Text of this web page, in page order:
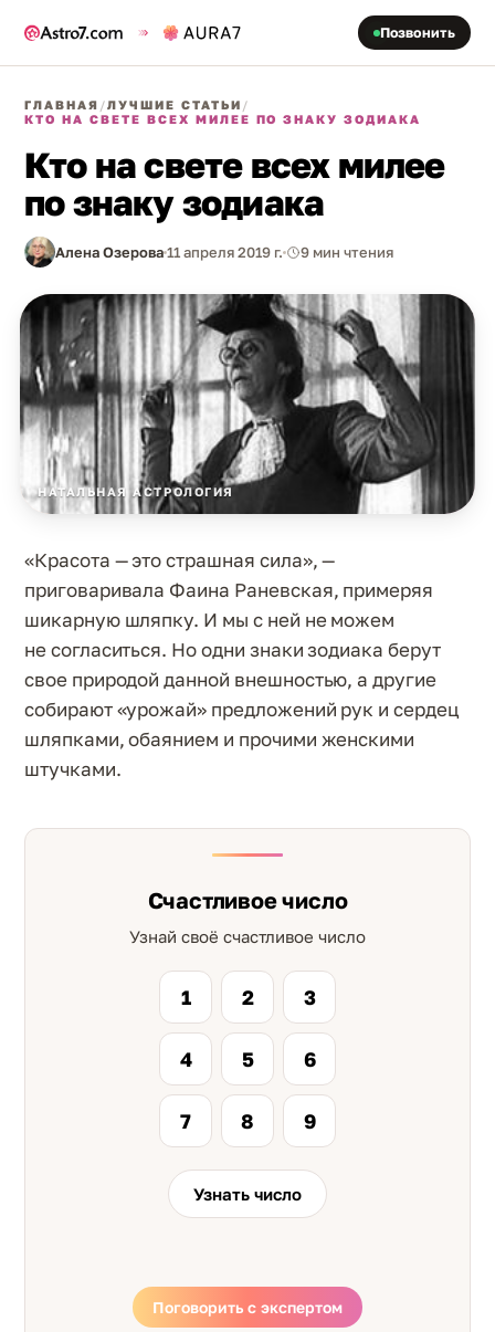
Позвонить
ГЛАВНАЯ /ЛУЧШИЕ СТАТЬИ /
КТО НА СВЕТЕ ВСЕХ МИЛЕЕ ПО ЗНАКУ ЗОДИАКА
Кто на свете всех милее
по знаку зодиака
Алена Озерова11 апреля 2019 г. 9 мин чтения
НАТАЛЬНАЯ АСТРОЛОГИЯ
«Красота — это страшная сила», —
приговаривала Фаина Раневская, примеряя
шикарную шляпку. И мы с ней не можем
не согласиться. Но одни знаки зодиака берут
свое природой данной внешностью, а другие
собирают «урожай» предложений рук и сердец
шляпками, обаянием и прочими женскими
штучками.
Счастливое число
Узнай своё счастливое число
1 2 3
4 5 6
7 8 9
Узнать число
Поговорить с экспертом